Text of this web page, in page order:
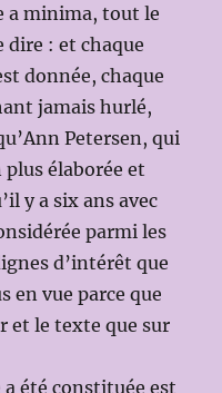
a minima, tout le
dire : et chaque
donnée, chaque
jamais hurlé,
Petersen, qui
élaborée et
y a six ans avec
parmi les
d’intérêt que
en vue parce que
et le texte que sur
été constituée est